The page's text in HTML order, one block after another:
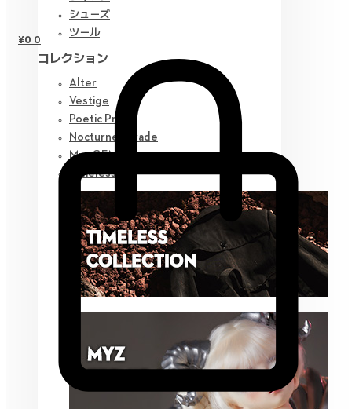
シューズ
ツール
コレクション
Alter
Vestige
Poetic Prose
Nocturne Parade
Myz GEM
Timeless
¥0 0